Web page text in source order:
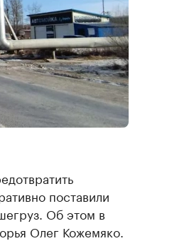
поставили
Об этом в
Олег Кожемяко.